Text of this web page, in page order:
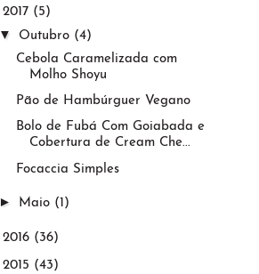
2017 (5)
▼ Outubro (4)
Cebola Caramelizada com
Molho Shoyu
Pão de Hambúrguer Vegano
Bolo de Fubá Com Goiabada e
Cobertura de Cream Che...
Focaccia Simples
► Maio (1)
2016 (36)
2015 (43)